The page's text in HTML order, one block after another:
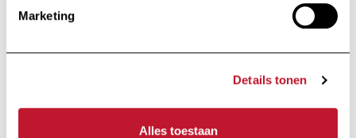
Marketing
Details tonen
Alles toestaan
Op de hoogte
blijven